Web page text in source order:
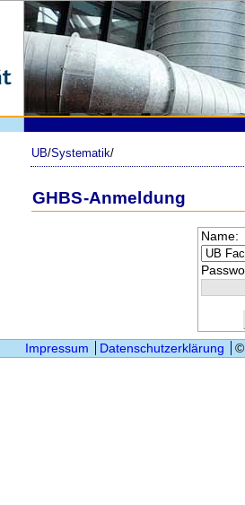
UB/Systematik/
GHBS-Anmeldung
Name:
Impressum Datenschutzerklärung ©